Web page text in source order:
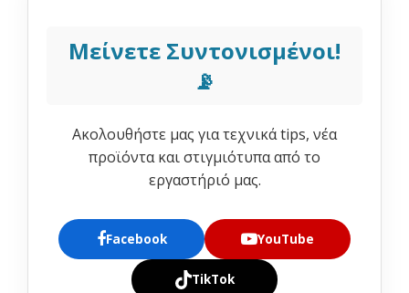
Μείνετε Συντονισμένοι!
📡
Ακολουθήστε μας για τεχνικά tips, νέα
προϊόντα και στιγμιότυπα από το
εργαστήριό μας.
Facebook YouTube
TikTok